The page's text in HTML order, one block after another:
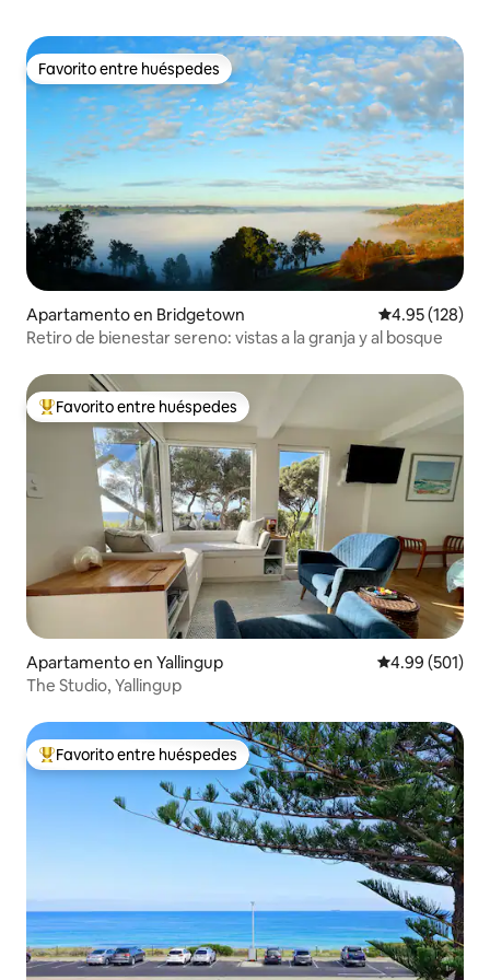
Favorito entre huéspedes
Favorito entre huéspedes
Apartamento en Bridgetown Calificación
4.95 (128)
Retiro de bienestar sereno: vistas a la granja y al bosque
Favorito entre huéspedes preferido
Favorito entre huéspedes
Apartamento en Yallingup Calificación
4.99 (501)
The Studio, Yallingup
Favorito entre huéspedes preferido
Favorito entre huéspedes